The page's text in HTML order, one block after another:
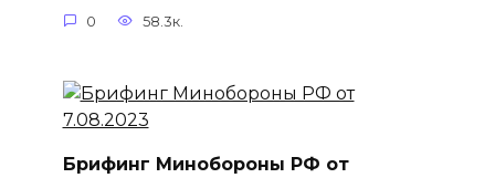
0 58.3к.
Брифинг Минобороны РФ от